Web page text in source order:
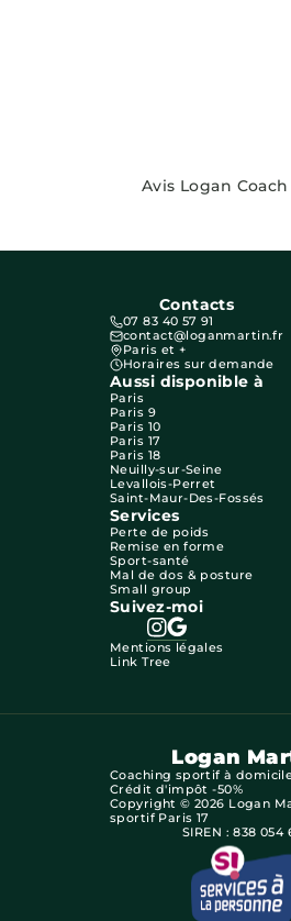
Avis Logan
Contacts
07 83 40 57 91
contact@loganmartin.fr
Paris et +
Horaires sur demande
Aussi disponible à
Paris
Paris 9
Paris 10
Paris 17
Paris 18
Neuilly-sur-Seine
Levallois-Perret
Saint-Maur-Des-Fossés
Services
Perte de poids
Remise en forme
Sport-santé
Mal de dos & posture
Small group
Suivez-moi
Mentions légales
Link Tree
Logan
Coaching sportif à domicile
Crédit d'impôt -50%
Copyright © 2026 Logan
sportif Paris 17
SIREN : 838 054